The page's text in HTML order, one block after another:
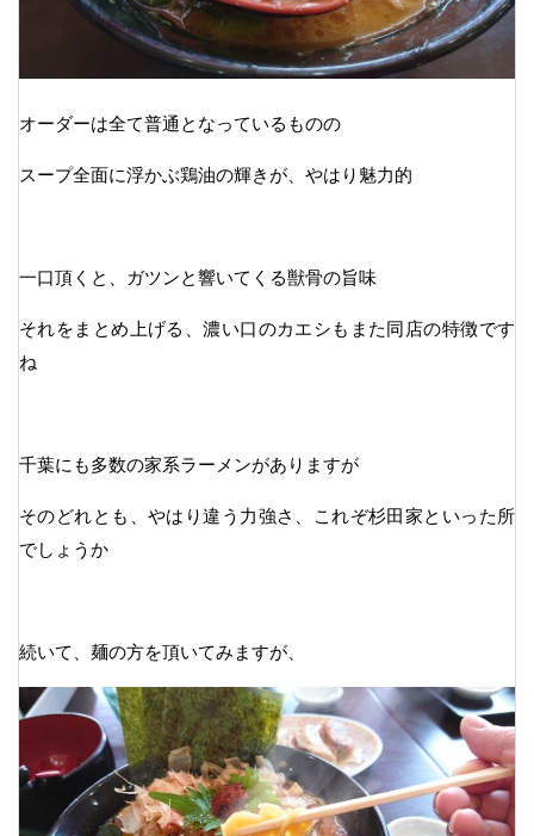
オーダーは全て普通となっているものの
スープ全面に浮かぶ鶏油の輝きが、やはり魅力的
一口頂くと、ガツンと響いてくる獣骨の旨味
それをまとめ上げる、濃い口のカエシもまた同店の特徴です
ね
千葉にも多数の家系ラーメンがありますが
そのどれとも、やはり違う力強さ、これぞ杉田家といった所
でしょうか
続いて、麺の方を頂いてみますが、